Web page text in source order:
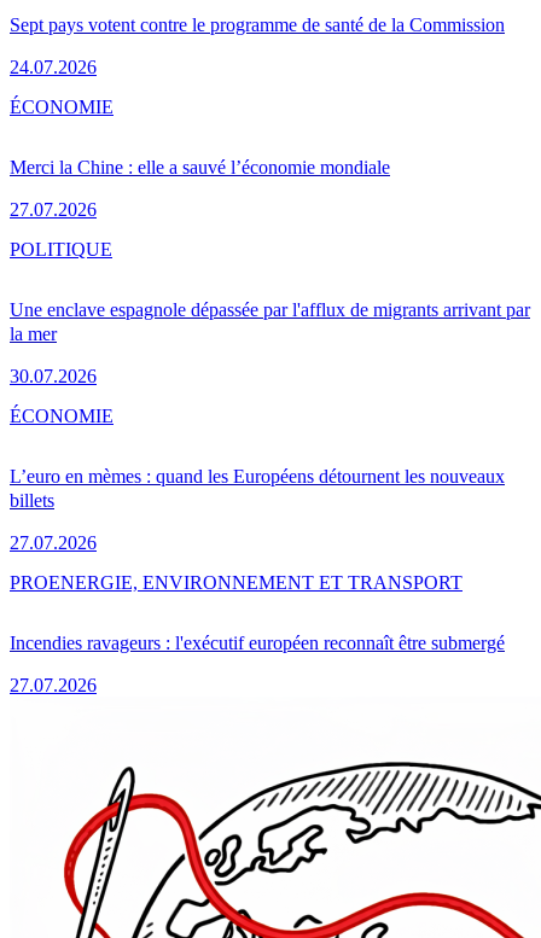
Sept pays votent contre le programme de santé de la Commission
24.07.2026
Merci la Chine : elle a sauvé l’économie mondiale
27.07.2026
ÉCONOMIE
Une enclave espagnole dépassée par l'afflux de migrants arrivant par
la mer
30.07.2026
POLITIQUE
L’euro en mèmes : quand les Européens détournent les nouveaux
billets
27.07.2026
ÉCONOMIE
Incendies ravageurs : l'exécutif européen reconnaît être submergé
27.07.2026
PROENERGIE, ENVIRONNEMENT ET TRANSPORT